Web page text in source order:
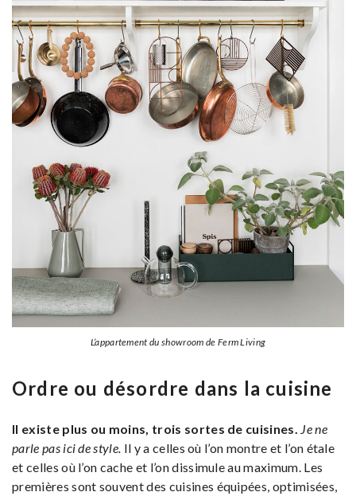
L’appartement du showroom de Ferm Living
Ordre ou désordre dans la cuisine
Il existe plus ou moins, trois sortes de cuisines.
Je ne
parle pas ici de style. Il y a celles où l’on montre et l’on étale
et celles où l’on cache et l’on dissimule au maximum. Les
premières sont souvent des cuisines équipées, optimisées,